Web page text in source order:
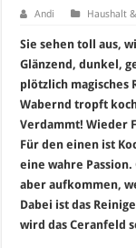
Andi Haushalt
Sie sehen toll aus,
Glänzend, dunkel,
plötzlich magisches
Wabernd tropft
Verdammt! Wieder
Für den einen ist
eine wahre
aber aufkommen,
Dabei ist das
wird das Ceranfeld